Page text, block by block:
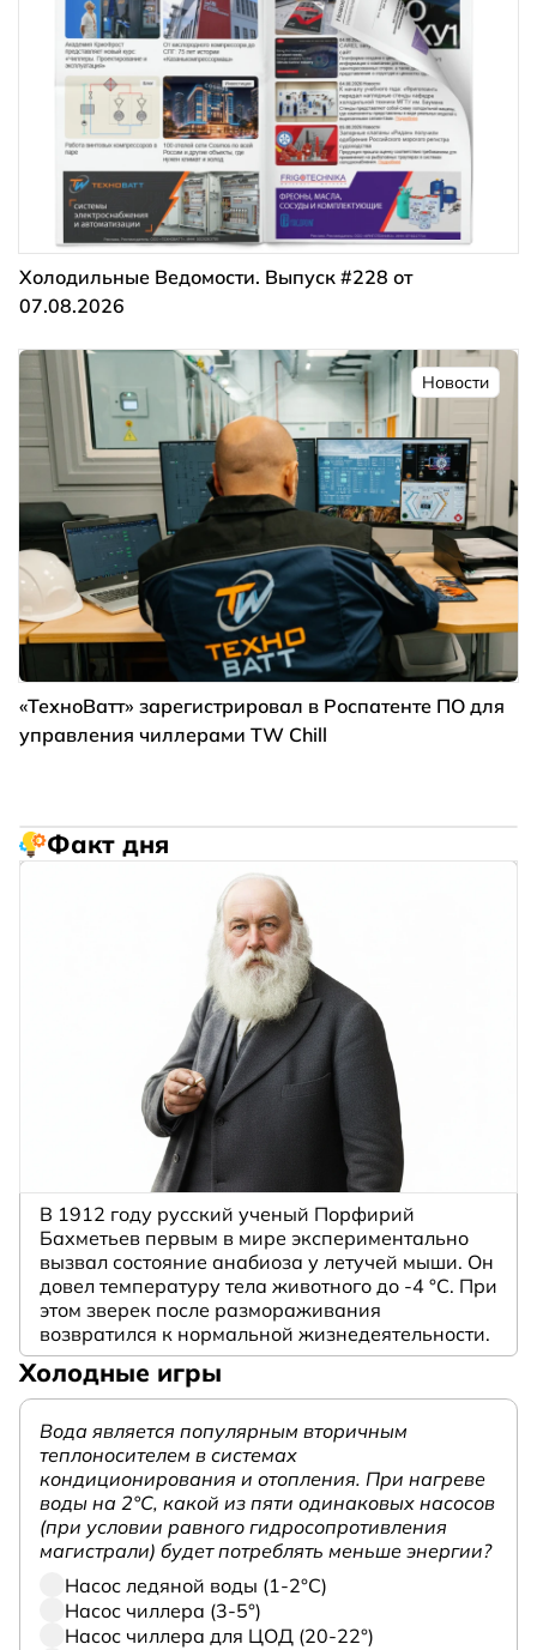
Холодильные Ведомости. Выпуск #228 от
07.08.2026
Новости
«ТехноВатт» зарегистрировал в Роспатенте ПО для
управления чиллерами TW Chill
Факт дня
В 1912 году русский ученый Порфирий
Бахметьев первым в мире экспериментально
вызвал состояние анабиоза у летучей мыши. Он
довел температуру тела животного до -4 °C. При
этом зверек после размораживания
возвратился к нормальной жизнедеятельности.
Холодные игры
Вода является популярным вторичным
теплоносителем в системах
кондиционирования и отопления. При нагреве
воды на 2°С, какой из пяти одинаковых насосов
(при условии равного гидросопротивления
магистрали) будет потреблять меньше энергии?
Насос ледяной воды (1-2°С)
Насос чиллера (3-5°)
Насос чиллера для ЦОД (20-22°)